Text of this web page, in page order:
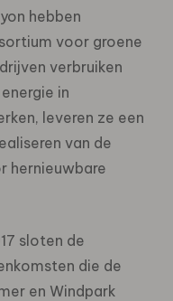
hebben
voor groene
verbruiken
in
leveren ze een
van de
hernieuwbare
sloten de
die de
en Windpark